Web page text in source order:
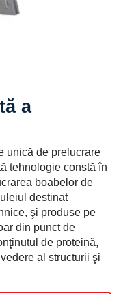
a
unică de prelucrare
tehnologie constă în
boabelor de
destinat
şi produse pe
din punct de
de proteină,
al structurii şi